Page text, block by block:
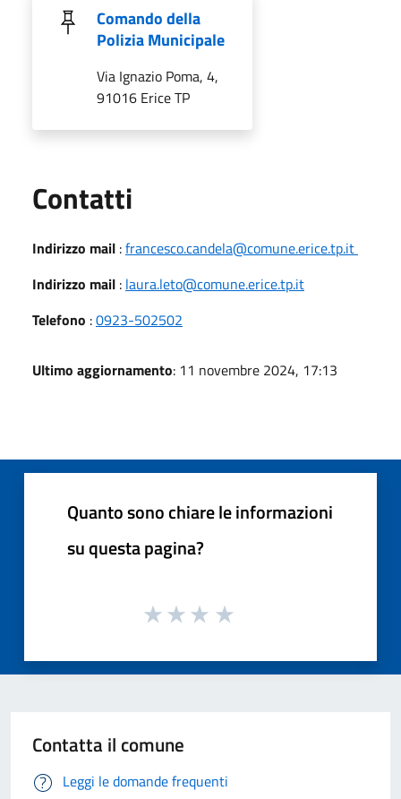
Comando della
Polizia Municipale
Via Ignazio Poma, 4,
91016 Erice TP
Contatti
Indirizzo mail :francesco.candela@comune.erice.tp.it
Indirizzo mail : laura.leto@comune.erice.tp.it
Telefono :0923-502502
Ultimo aggiornamento: 11 novembre 2024, 17:13
Quanto sono chiare le informazioni
su questa pagina?
Contatta il comune
Leggi le domande frequenti